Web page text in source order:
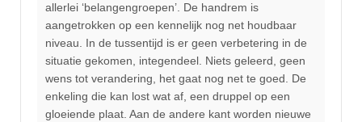
allerlei ‘belangengroepen’. De handrem is
aangetrokken op een kennelijk nog net houdbaar
niveau. In de tussentijd is er geen verbetering in de
situatie gekomen, integendeel. Niets geleerd, geen
wens tot verandering, het gaat nog net te goed. De
enkeling die kan lost wat af, een druppel op een
gloeiende plaat. Aan de andere kant worden nieuwe